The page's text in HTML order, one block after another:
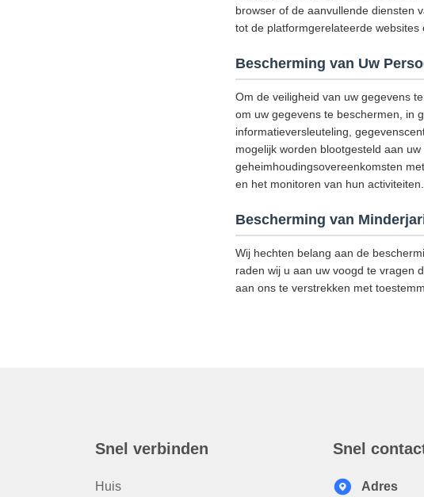
browser of de aanvullende diensten
tot de platformgerelateerde
Bescherming van Uw
Om de veiligheid van uw gegevens
om uw gegevens te beschermen, in
informatieversleuteling,
mogelijk worden blootgesteld aan
geheimhoudingsovereenkomsten
en het monitoren van hun activiteiten.
Bescherming van
Wij hechten belang aan de
raden wij u aan uw voogd te vragen
aan ons te verstrekken met
Snel verbinden
Huis
Snel
Adres